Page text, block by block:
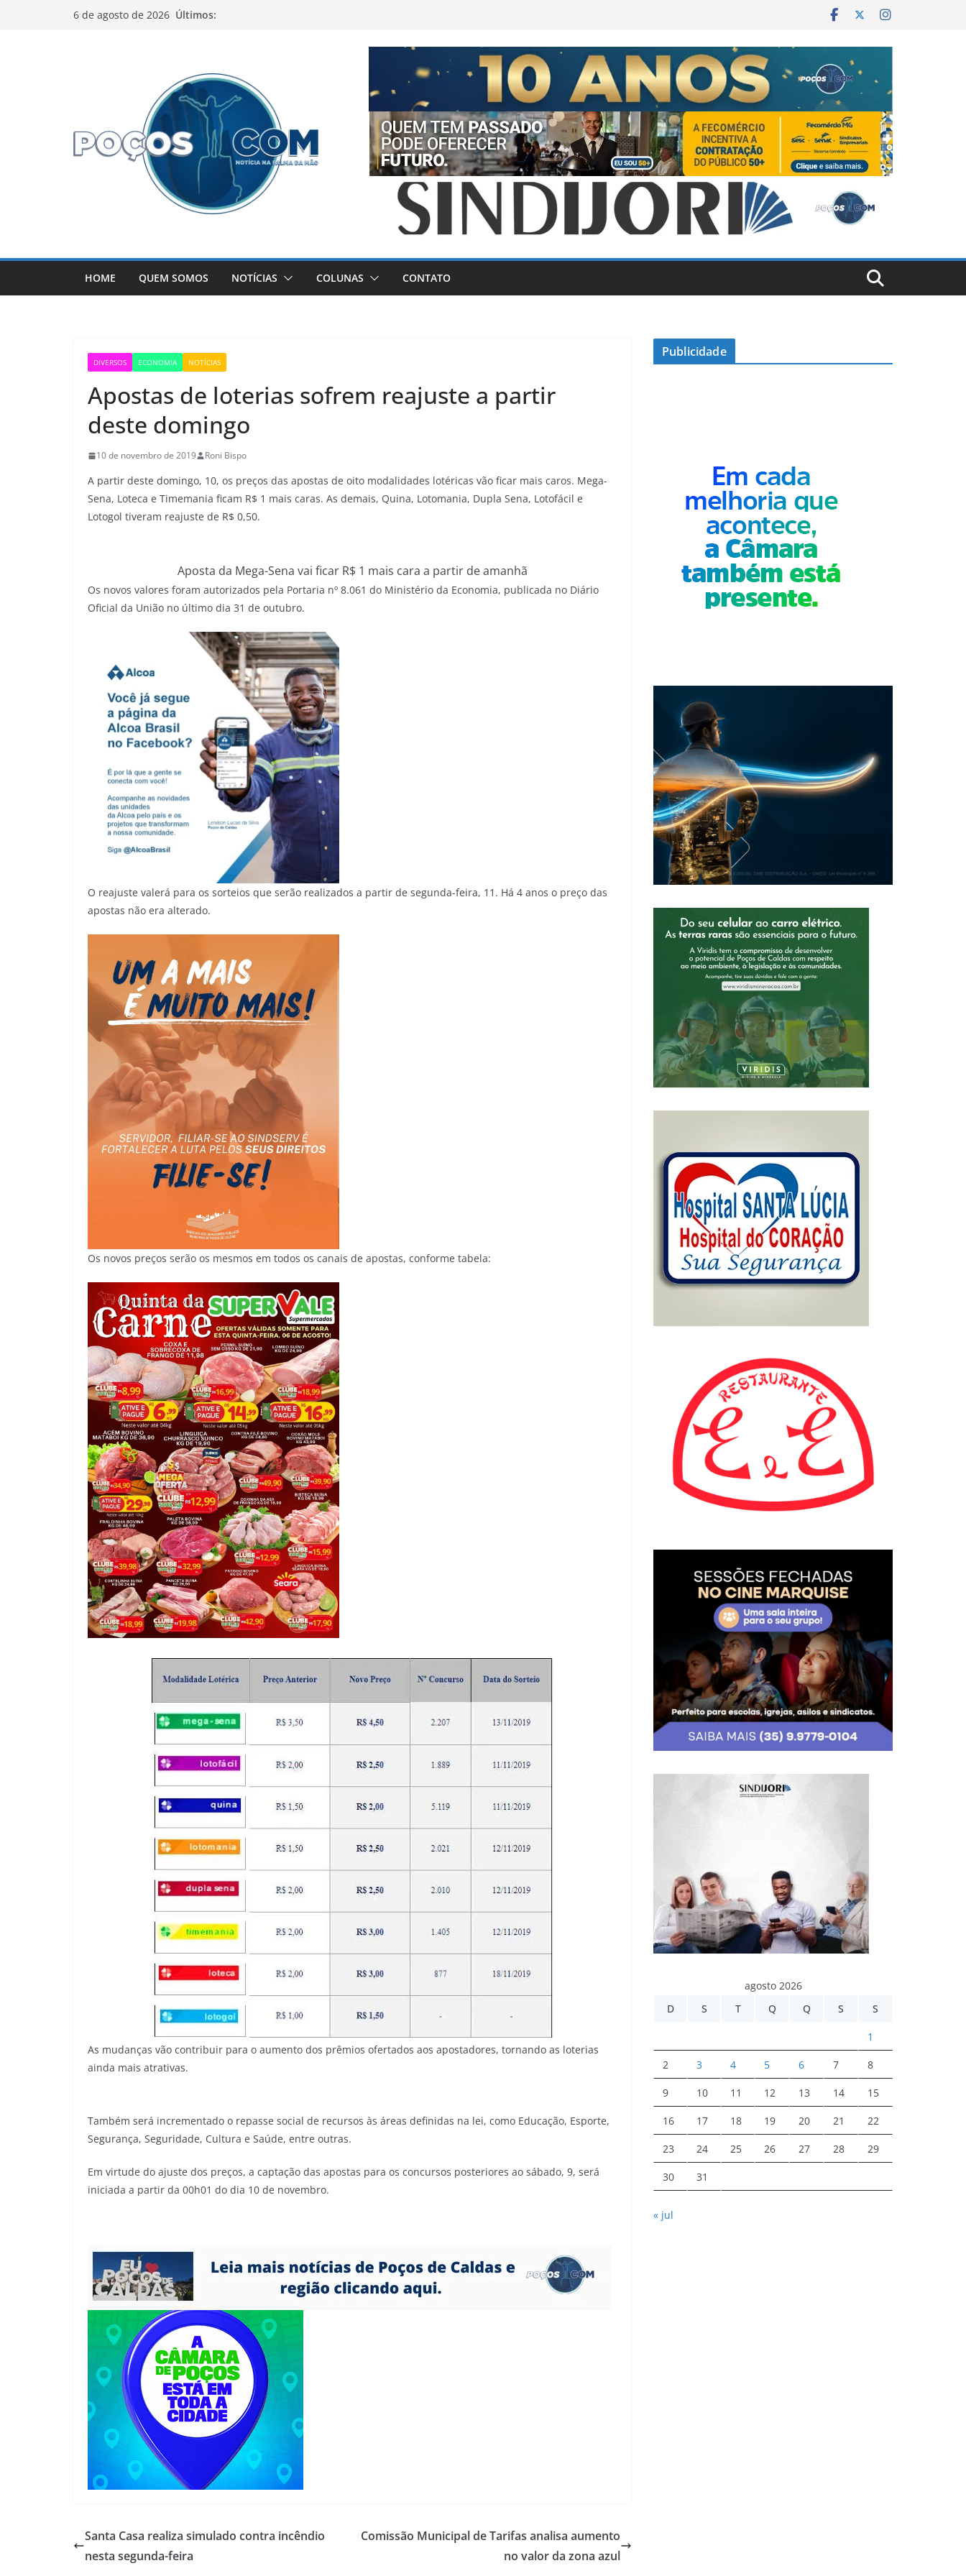
6 de agosto de 2026 Últimos:
HOME QUEM SOMOS NOTÍCIAS COLUNAS CONTATO
DIVERSOS ECONOMIA NOTÍCIAS
Apostas de loterias sofrem reajuste a partir
deste domingo
10 de novembro de 2019 Roni Bispo
A partir deste domingo, 10, os preços das apostas de oito modalidades lotéricas vão ficar mais caros. Mega-
Sena, Loteca e Timemania ficam R$ 1 mais caras. As demais, Quina, Lotomania, Dupla Sena, Lotofácil e
Lotogol tiveram reajuste de R$ 0,50.
Aposta da Mega-Sena vai ficar R$ 1 mais cara a partir de amanhã
Os novos valores foram autorizados pela Portaria nº 8.061 do Ministério da Economia, publicada no Diário
Oficial da União no último dia 31 de outubro.
O reajuste valerá para os sorteios que serão realizados a partir de segunda-feira, 11. Há 4 anos o preço das
apostas não era alterado.
Os novos preços serão os mesmos em todos os canais de apostas, conforme tabela:
As mudanças vão contribuir para o aumento dos prêmios ofertados aos apostadores, tornando as loterias
ainda mais atrativas.
Também será incrementado o repasse social de recursos às áreas definidas na lei, como Educação, Esporte,
Segurança, Seguridade, Cultura e Saúde, entre outras.
Em virtude do ajuste dos preços, a captação das apostas para os concursos posteriores ao sábado, 9, será
iniciada a partir da 00h01 do dia 10 de novembro.
Santa Casa realiza simulado contra incêndio
nesta segunda-feira
Comissão Municipal de Tarifas analisa aumento
no valor da zona azul
Publicidade
agosto 2026
D
S T Q Q S S
1
2 3 4 5 6 7 8
9 10 11 12 13 14 15
16 17 18 19 20 21 22
23 24 25 26 27 28 29
30 31
« jul